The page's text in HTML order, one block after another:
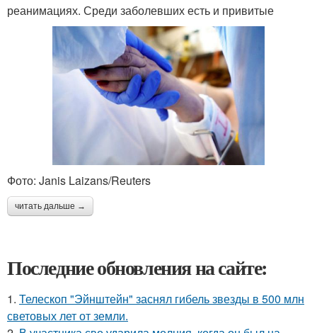
реанимациях. Среди заболевших есть и привитые
Фото: Janis Laizans/Reuters
читать дальше →
Последние обновления на сайте:
1. Телескоп "Эйнштейн" заснял гибель звезды в 500 млн
световых лет от земли.